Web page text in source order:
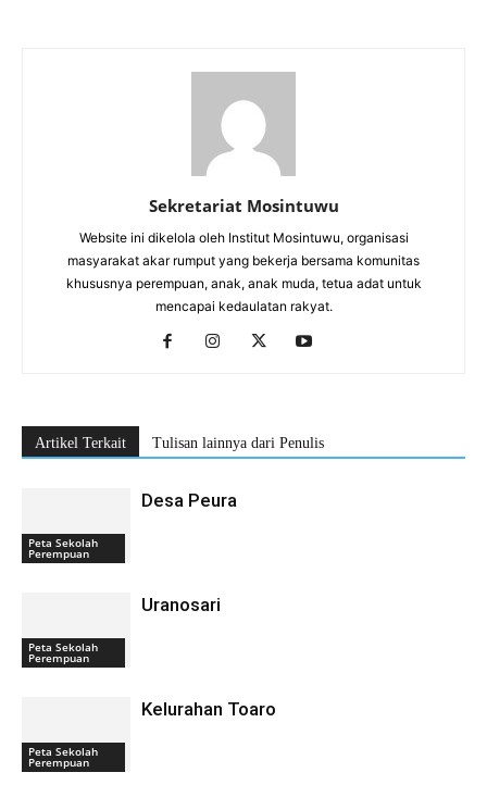
Sekretariat Mosintuwu
Website ini dikelola oleh Institut Mosintuwu, organisasi
masyarakat akar rumput yang bekerja bersama komunitas
khususnya perempuan, anak, anak muda, tetua adat untuk
mencapai kedaulatan rakyat.
Artikel Terkait Tulisan lainnya dari Penulis
Peta Sekolah
Perempuan
Desa Peura
Peta Sekolah
Perempuan
Uranosari
Peta Sekolah
Perempuan
Kelurahan Toaro